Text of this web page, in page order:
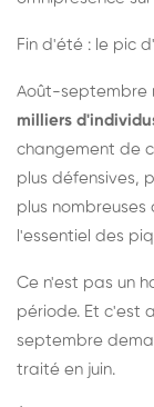
Fin d'été : le pic
Août-septembre
milliers
changement de
plus défensives,
plus
l'essentiel des
Ce n'est pas un
période. Et c'est
septembre
traité en juin.